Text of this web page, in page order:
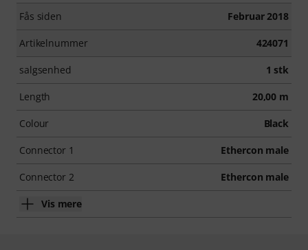
Fås siden Februar 2018
Artikelnummer 424071
salgsenhed 1 stk
Length 20,00 m
Colour Black
Connector 1 Ethercon male
Connector 2 Ethercon male
Vis mere